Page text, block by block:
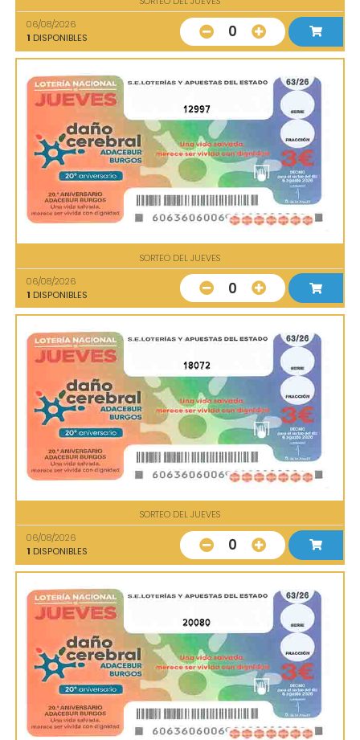
06/08/2026
1 DISPONIBLES 0
12997
SORTEO DEL JUEVES
06/08/2026
1 DISPONIBLES 0
18072
SORTEO DEL JUEVES
06/08/2026
1 DISPONIBLES 0
20080